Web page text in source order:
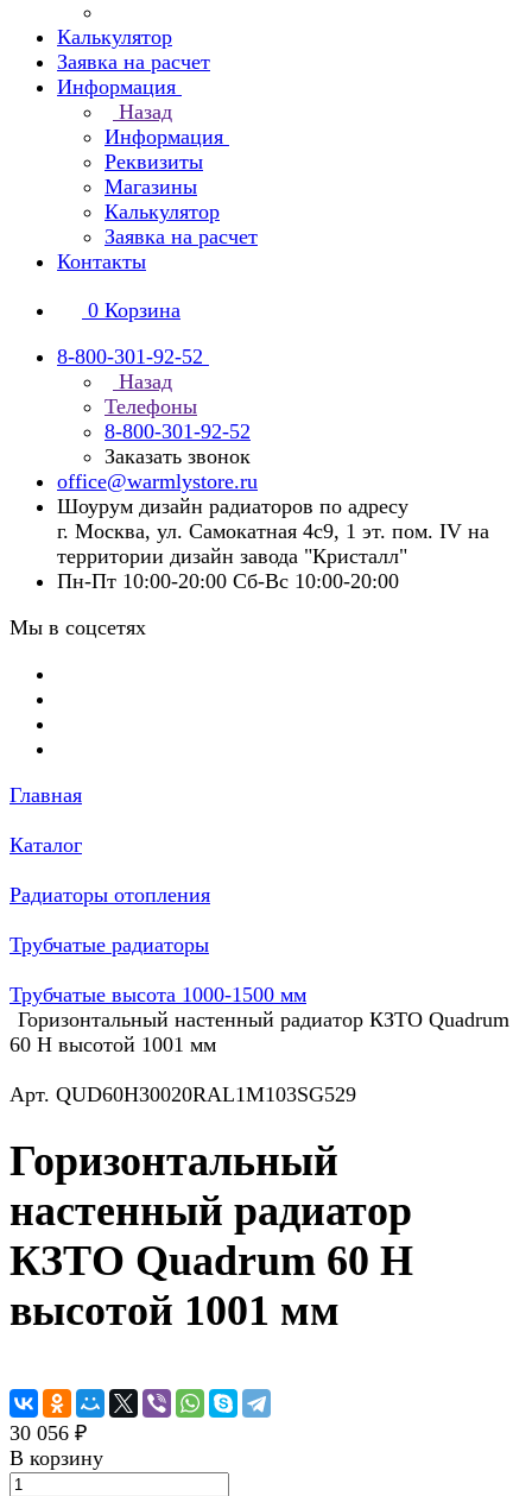
Калькулятор
Заявка на расчет
Информация
Назад
Информация
Реквизиты
Магазины
Калькулятор
Заявка на расчет
Контакты
0 Корзина
8-800-301-92-52
Назад
Телефоны
8-800-301-92-52
Заказать звонок
office@warmlystore.ru
Шоурум дизайн радиаторов по адресу
г. Москва, ул. Самокатная 4с9, 1 эт. пом. IV на
территории дизайн завода "Кристалл"
Пн-Пт 10:00-20:00 Сб-Вс 10:00-20:00
Мы в соцсетях
Главная
Каталог
Радиаторы отопления
Трубчатые радиаторы
Трубчатые высота 1000-1500 мм
Горизонтальный настенный радиатор КЗТО Quadrum
60 H высотой 1001 мм
Арт. QUD60H30020RAL1M103SG529
Горизонтальный
настенный радиатор
КЗТО Quadrum 60 H
высотой 1001 мм
30 056 ₽
В корзину